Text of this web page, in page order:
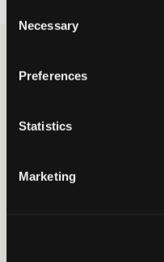
Selection
Necessary
Preferences
Statistics
Marketing
délavé. La fermeture est
éclair, et la taille se règle à
s’affinent. Cette délavure
convient toute l’année.
Modèle Femficks
Fermeture composée